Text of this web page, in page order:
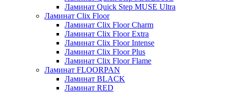
Ламинат Quick Step MUSE Ultra
Ламинат Clix Floor
Ламинат Clix Floor Charm
Ламинат Clix Floor Extra
Ламинат Clix Floor Intense
Ламинат Clix Floor Plus
Ламинат Clix Floor Flame
Ламинат FLOORPAN
Ламинат BLACK
Ламинат RED